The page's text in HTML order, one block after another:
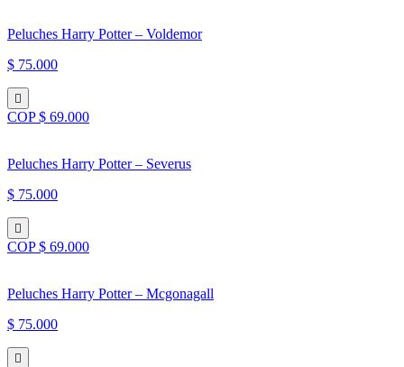
Peluches Harry Potter – Voldemor
$ 75.000
COP $ 69.000
Peluches Harry Potter – Severus
$ 75.000
COP $ 69.000
Peluches Harry Potter – Mcgonagall
$ 75.000